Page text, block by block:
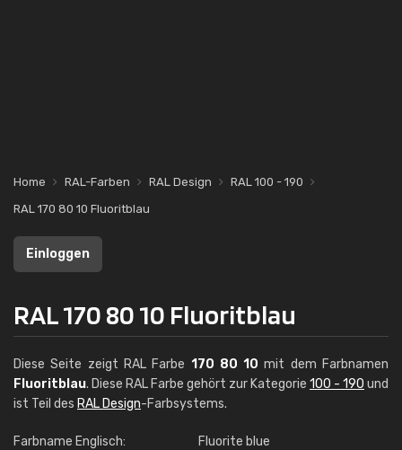
Home RAL-Farben RAL Design
RAL 100 - 190
RAL 170 80 10 Fluoritblau
Einloggen
RAL 170 80 10 Fluoritblau
Diese Seite zeigt RAL Farbe 170 80 10 mit dem Farbnamen
Fluoritblau. Diese RAL Farbe gehört zur Kategorie 100 - 190 und
ist Teil des RAL Design-Farbsystems.
Farbname Englisch: Fluorite blue